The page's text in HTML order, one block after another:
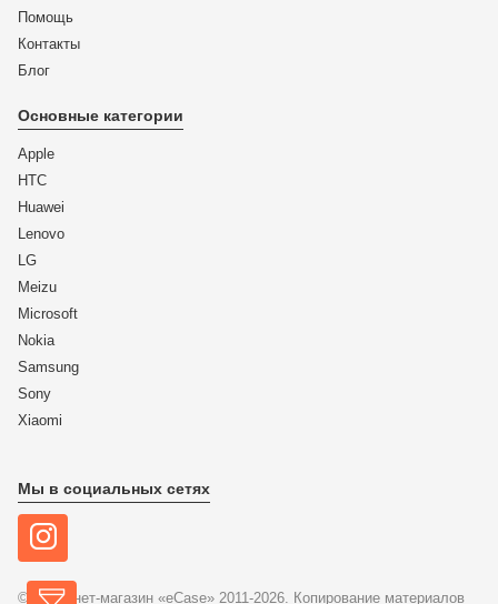
Помощь
Контакты
Блог
Основные категории
Apple
HTC
Huawei
Lenovo
LG
Meizu
Microsoft
Nokia
Samsung
Sony
Xiaomi
Мы в социальных сетях
© Интернет-магазин «eCase» 2011-2026. Копирование материалов